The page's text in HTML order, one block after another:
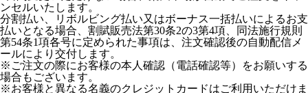
ンセルいたします。
分割払い、リボルビング払い又はボーナス一括払いによるお支
払いとなる場合、割賦販売法第30条2の3第4項、同法施行規則
第54条1項各号に定められた事項は、注文確認後の自動配信メ
ールにより交付します。
※ご注文の際にお客様の本人確認（電話確認等）をお願いする
場合もございます。
※お客様と異なる名義のクレジットカードはご利用いただけま